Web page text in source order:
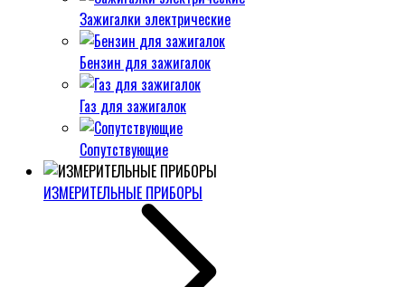
Зажигалки электрические
Бензин для зажигалок
Газ для зажигалок
Сопутствующие
ИЗМЕРИТЕЛЬНЫЕ ПРИБОРЫ